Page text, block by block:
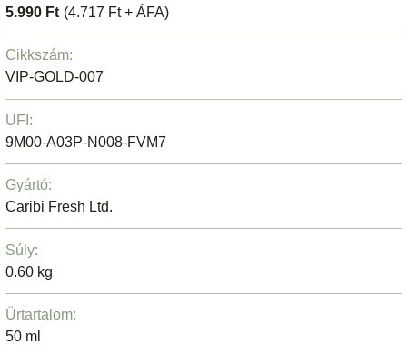
5.990 Ft (4.717 Ft + ÁFA)
Cikkszám:
VIP-GOLD-007
UFI:
9M00-A03P-N008-FVM7
Gyártó:
Caribi Fresh Ltd.
Súly:
0.60 kg
Ürtartalom:
50 ml